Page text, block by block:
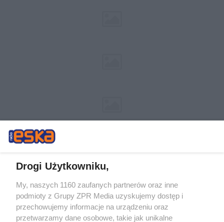
Żaden utwór zamieszczony w serwisie nie może być powielany i
rozpowszechniany lub dalej rozpowszechniany w jakikolwiek sposób (w
tym także elektroniczny lub mechaniczny) na jakimkolwiek polu
eksploatacji w jakiejkolwiek formie, włącznie z umieszczaniem w
Drogi Użytkowniku,
My, naszych 1160 zaufanych partnerów oraz inne
podmioty z Grupy ZPR Media uzyskujemy dostęp i
przechowujemy informacje na urządzeniu oraz
przetwarzamy dane osobowe, takie jak unikalne